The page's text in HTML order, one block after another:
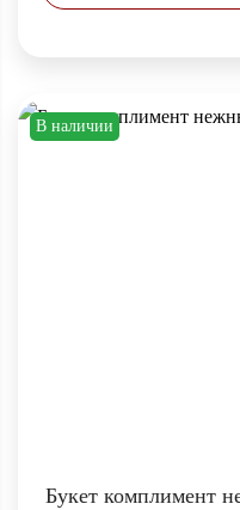
В наличии
Букет комплимент